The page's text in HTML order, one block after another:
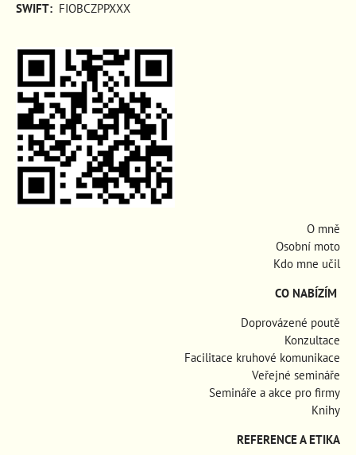
SWIFT: FIOBCZPPXXX
O mně
Osobní moto
Kdo mne učil
CO NABÍZÍM
Doprovázené poutě
Konzultace
Facilitace kruhové komunikace
Veřejné semináře
Semináře a akce pro firmy
Knihy
REFERENCE A ETIKA